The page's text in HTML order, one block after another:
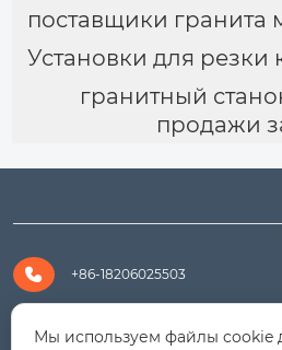
поставщики гранита
Установки для резки
гранитный
продажи
 +86-18206025503
 +8618206025503
Мы используем файлы cookie